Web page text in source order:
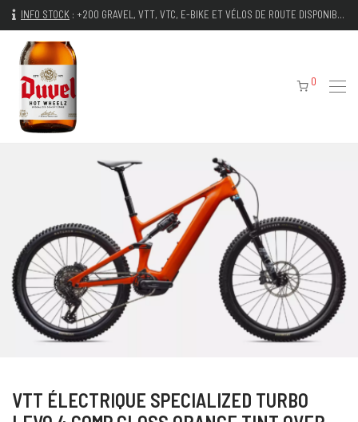
INFO STOCK : +200 GRAVEL, VTT, VTC, E-BIKE ET VÉLOS DE ROUTE DISPONIBLES IMMÉDIATEMENT
0
VTT ÉLECTRIQUE SPECIALIZED TURBO